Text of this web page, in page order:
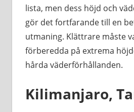
lista, men dess höjd och
gör det fortfarande till en
utmaning. Klättrare måste
förberedda på extrema
hårda väderförhållanden.
Kilimanjaro,